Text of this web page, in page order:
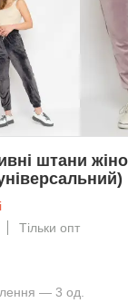
штани
Тільки опт
— 3 од.